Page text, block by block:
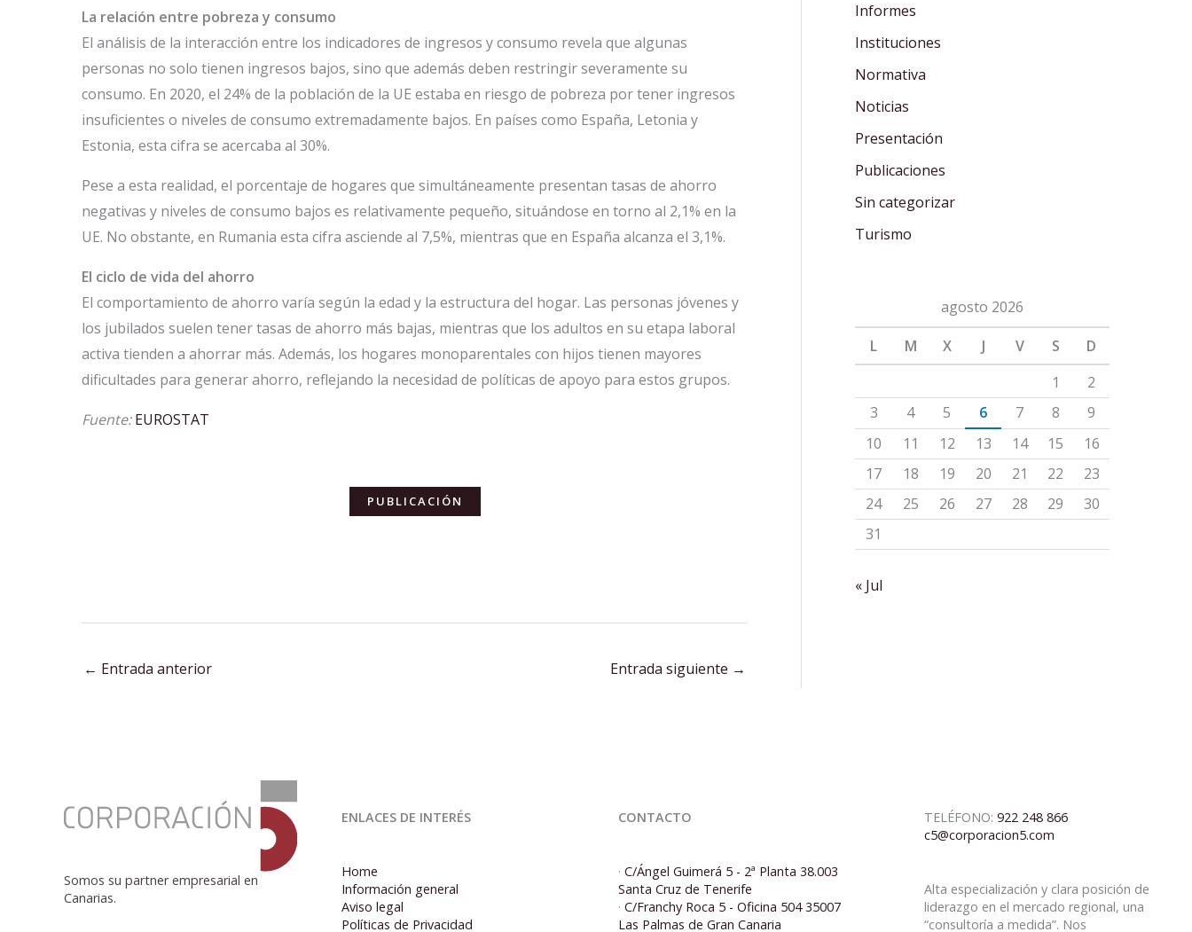
La relación entre pobreza y consumo
El análisis de la interacción entre los indicadores de ingresos y consumo revela que algunas
personas no solo tienen ingresos bajos, sino que además deben restringir severamente su
consumo. En 2020, el 24% de la población de la UE estaba en riesgo de pobreza por tener ingresos
insuficientes o niveles de consumo extremadamente bajos. En países como España, Letonia y
Estonia, esta cifra se acercaba al 30%.
Pese a esta realidad, el porcentaje de hogares que simultáneamente presentan tasas de ahorro
negativas y niveles de consumo bajos es relativamente pequeño, situándose en torno al 2,1% en la
UE. No obstante, en Rumania esta cifra asciende al 7,5%, mientras que en España alcanza el 3,1%.
El ciclo de vida del ahorro
El comportamiento de ahorro varía según la edad y la estructura del hogar. Las personas jóvenes y
los jubilados suelen tener tasas de ahorro más bajas, mientras que los adultos en su etapa laboral
activa tienden a ahorrar más. Además, los hogares monoparentales con hijos tienen mayores
dificultades para generar ahorro, reflejando la necesidad de políticas de apoyo para estos grupos.
Fuente: EUROSTAT
PUBLICACIÓN
← Entrada anterior Entrada siguiente →
Informes
Instituciones
Normativa
Noticias
Presentación
Publicaciones
Sin categorizar
Turismo
agosto 2026
L
M X J V S
D
1
2
3
4 5 6 7 8
9
10
11 12 13 14 15
16
17
18 19 20 21 22
23
24
25 26 27 28 29
30
31
« Jul
Somos su partner empresarial en
Canarias.
Desigualdades
de
y
ENLACES DE INTERÉS
Home
Información general
Aviso legal
Políticas de Privacidad
CONTACTO
· C/Ángel Guimerá 5 - 2ª Planta 38.003
Santa Cruz de Tenerife
· C/Franchy Roca 5 - Oficina 504 35007
Las Palmas de Gran Canaria
TELÉFONO: 922 248 866
c5@corporacion5.com
Alta especialización y clara posición de
liderazgo en el mercado regional, una
“consultoría a medida”. Nos